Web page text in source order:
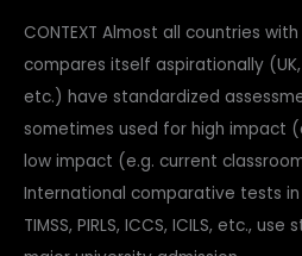
CONTEXT Almost all countries
compares itself aspirationally (UK,
etc.) have standardized
sometimes used for high impact
low impact (e.g. current
International comparative tests in
TIMSS, PIRLS, ICCS, ICILS, etc.,